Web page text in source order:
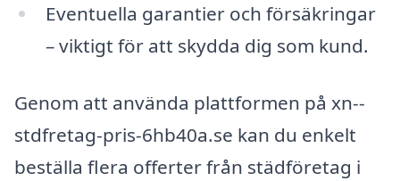
Eventuella garantier och försäkringar
– viktigt för att skydda dig som kund.
Genom att använda plattformen på xn--
stdfretag-pris-6hb40a.se kan du enkelt
beställa flera offerter från städföretag i